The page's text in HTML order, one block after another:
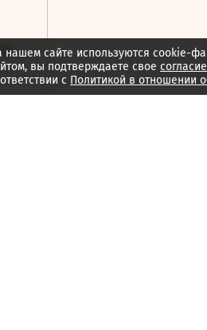
в
нашем сайте используются cookie-
вы подтверждаете свое согласие
с Политикой в отношении